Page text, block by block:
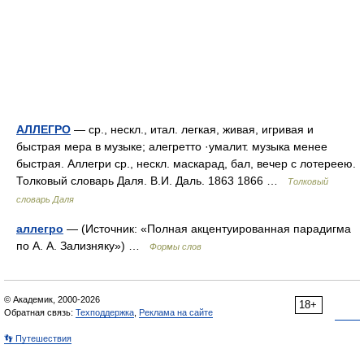
АЛЛЕГРО — ср., нескл., итал. легкая, живая, игривая и
быстрая мера в музыке; алегретто ·умалит. музыка менее
быстрая. Аллегри ср., нескл. маскарад, бал, вечер с лотереею.
Толковый словарь Даля. В.И. Даль. 1863 1866 …
Толковый
словарь Даля
аллегро — (Источник: «Полная акцентуированная парадигма
по А. А. Зализняку») …
Формы слов
18+
© Академик, 2000-2026
Обратная связь: Техподдержка Реклама на сайте
👣 Путешествия